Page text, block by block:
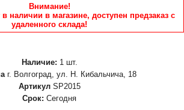
Внимание!
наличии в магазине, доступен предзаказ с
удаленного склада!
Наличие: 1 шт.
г. Волгоград, ул. Н. Кибальчича, 18
Артикул SP2015
Срок: Сегодня